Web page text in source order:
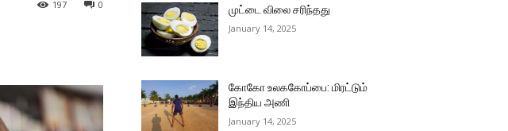
0
197 முட்டை விலை சரிந்தது
January 14, 2025
கோகோ உலககோப்பை: மிரட்டும்
இந்திய அணி
January 14, 2025